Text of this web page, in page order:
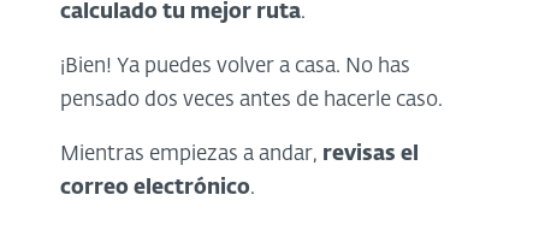
calculado tu mejor ruta.
¡Bien! Ya puedes volver a casa. No has
pensado dos veces antes de hacerle caso.
Mientras empiezas a andar, revisas el
correo electrónico.